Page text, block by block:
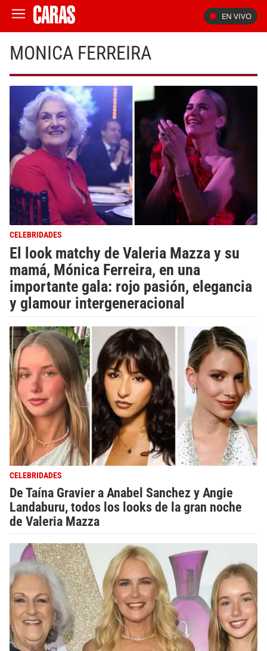
EN VIVO
MONICA FERREIRA
CELEBRIDADES
El look matchy de Valeria Mazza y su
mamá, Mónica Ferreira, en una
importante gala: rojo pasión, elegancia
y glamour intergeneracional
CELEBRIDADES
De Taína Gravier a Anabel Sanchez y Angie
Landaburu, todos los looks de la gran noche
de Valeria Mazza